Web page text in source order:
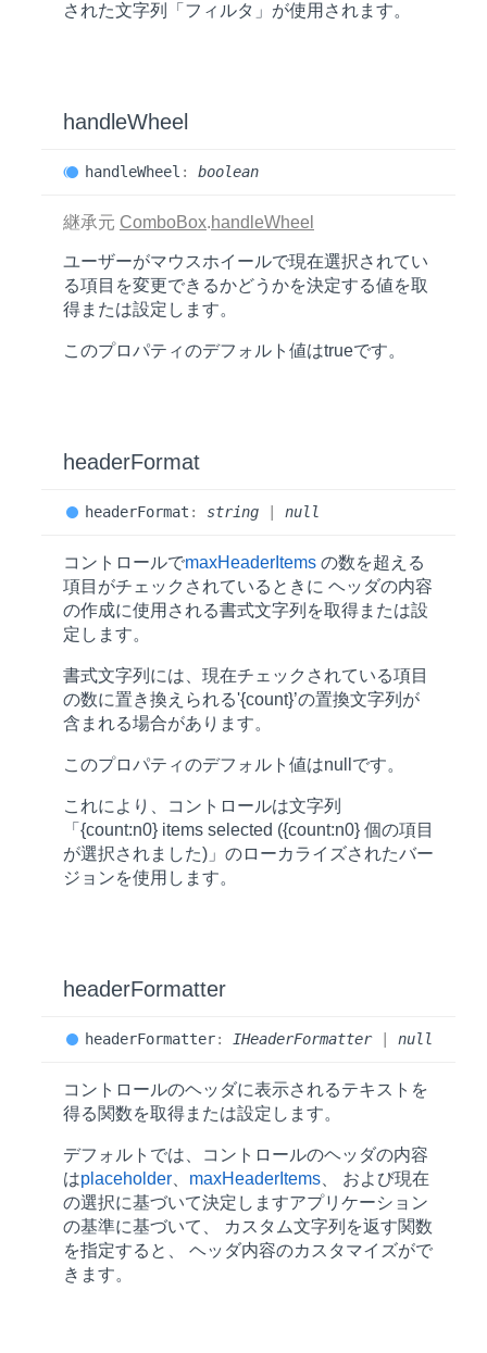
された文字列「フィルタ」が使用されます。
handleWheel
handleWheel : boolean
継承元 ComboBox.handleWheel
ユーザーがマウスホイールで現在選択されてい
る項目を変更できるかどうかを決定する値を取
得または設定します。
このプロパティのデフォルト値はtrueです。
headerFormat
headerFormat : string null
コントロールでmaxHeaderItems の数を超える
項目がチェックされているときに ヘッダの内容
の作成に使用される書式文字列を取得または設
定します。
書式文字列には、現在チェックされている項目
の数に置き換えられる'{count}’の置換文字列が
含まれる場合があります。
このプロパティのデフォルト値はnull です。
これにより、コントロールは文字列
「{count:n0} items selected ({count:n0} 個の項目
が選択されました)」のローカライズされたバー
ジョンを使用します。
headerFormatter
headerFormatter: IHeaderFormatter| null
コントロールのヘッダに表示されるテキストを
得る関数を取得または設定します。
デフォルトでは、コントロールのヘッダの内容
はplaceholder maxHeaderItems 、 および現在
の選択に基づいて決定しますアプリケーション
の基準に基づいて、 カスタム文字列を返す関数
を指定すると、 ヘッダ内容のカスタマイズがで
きます。